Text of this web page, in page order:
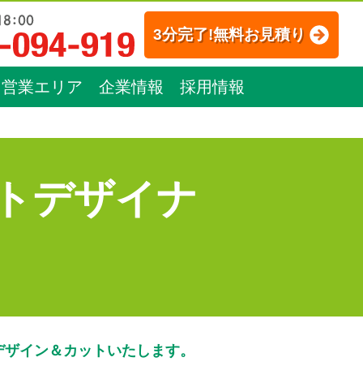
3分完了!無料お見積り
営業エリア 企業情報 採用情報
デザイナ
イン＆カットいたします。